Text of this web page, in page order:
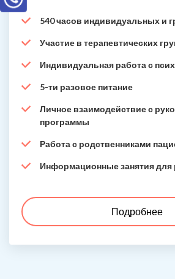
540 часов индивидуальных и
Участие в терапевтических
Индивидуальная работа с
5-ти разовое питание
Личное взаимодействие с
программы
Работа с родственниками
Информационные занятия для
Подробнее